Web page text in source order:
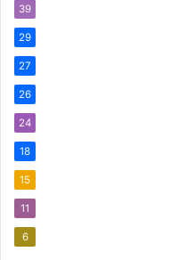
39
29
27
26
24
18
15
11
6